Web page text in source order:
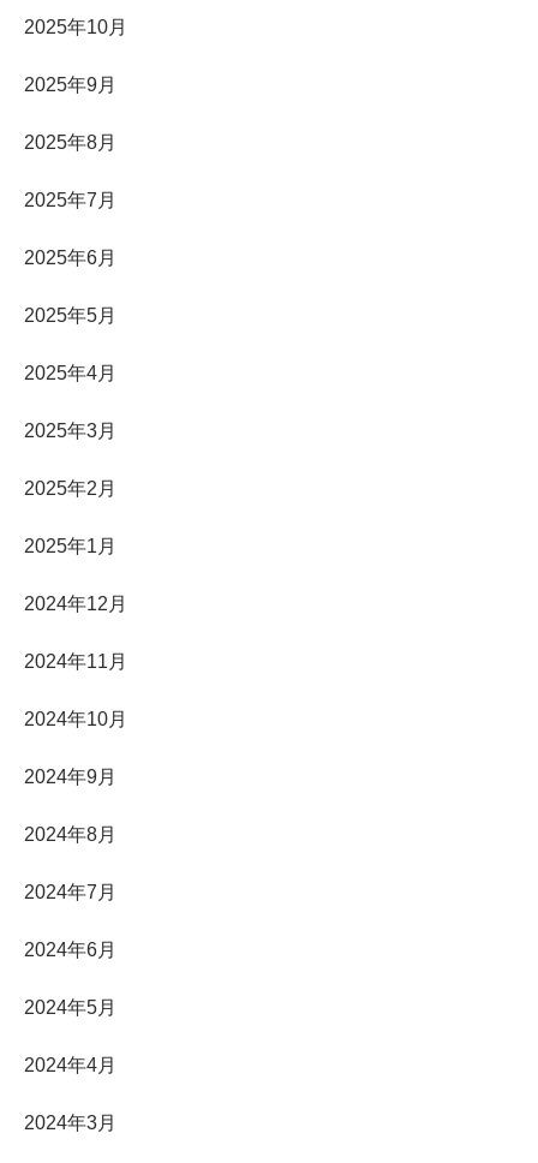
2025年10月
2025年9月
2025年8月
2025年7月
2025年6月
2025年5月
2025年4月
2025年3月
2025年2月
2025年1月
2024年12月
2024年11月
2024年10月
2024年9月
2024年8月
2024年7月
2024年6月
2024年5月
2024年4月
2024年3月